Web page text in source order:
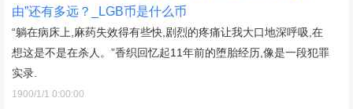
由”还有多远？_LGB币是什么币
“躺在病床上,麻药失效得有些快,剧烈的疼痛让我大口地深呼吸,在
想这是不是在杀人。”香织回忆起11年前的堕胎经历,像是一段犯罪
实录.
1900/1/1 0:00:00